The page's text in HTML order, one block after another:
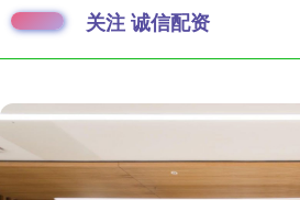
关注 诚信配资